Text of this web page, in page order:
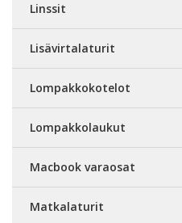
Linssit
Lisävirtalaturit
Lompakkokotelot
Lompakkolaukut
Macbook varaosat
Matkalaturit